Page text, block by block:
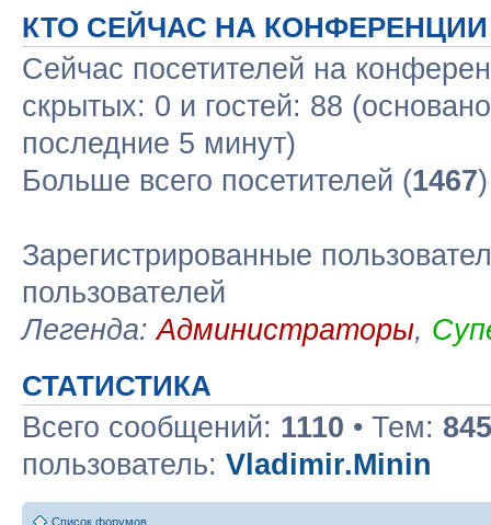
КТО СЕЙЧАС НА КОНФЕРЕНЦИИ
Сейчас посетителей на
скрытых: 0 и гостей: 88
последние 5 минут)
Больше всего посетителей (1467
Зарегистрированные
пользователей
Легенда:Администраторы,
СТАТИСТИКА
Всего сообщений: 1110 • Тем: 845
пользователь: Vladimir.Minin
Список форумов